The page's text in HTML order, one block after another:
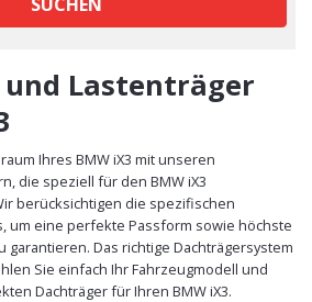
Lastenträger
Ihres BMW iX3 mit unseren
die speziell für den BMW iX3
berücksichtigen die spezifischen
um eine perfekte Passform sowie höchste
garantieren. Das richtige Dachträgersystem
Sie einfach Ihr Fahrzeugmodell und
Dachträger für Ihren BMW iX3.